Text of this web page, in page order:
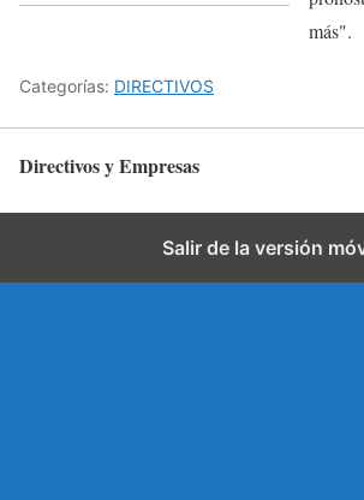
más".
Categorías: DIRECTIVOS
Directivos y Empresas
Salir de la versión